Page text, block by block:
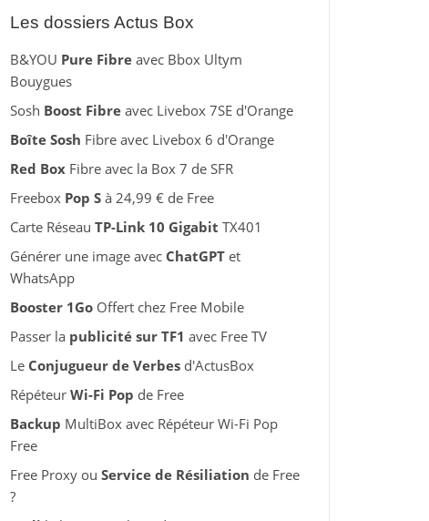
Les dossiers Actus Box
B&YOU Pure Fibreavec Bbox Ultym
Bouygues
Sosh Boost Fibreavec Livebox 7SE d'Orange
Boîte Sosh Fibre avec Livebox 6 d'Orange
Red BoxFibre avec la Box 7 de SFR
Freebox Pop Sà 24,99 € de Free
Carte Réseau TP-Link 10 Gigabit TX401
Générer une image avec ChatGPTet
WhatsApp
Booster 1GoOffert chez Free Mobile
Passer la publicité sur TF1 avec Free TV
Le Conjugueur de Verbesd'ActusBox
Répéteur Wi-Fi Pop de Free
Backup MultiBox avec Répéteur Wi-Fi Pop
Free
Free Proxy ou Service de Résiliation de Free
?